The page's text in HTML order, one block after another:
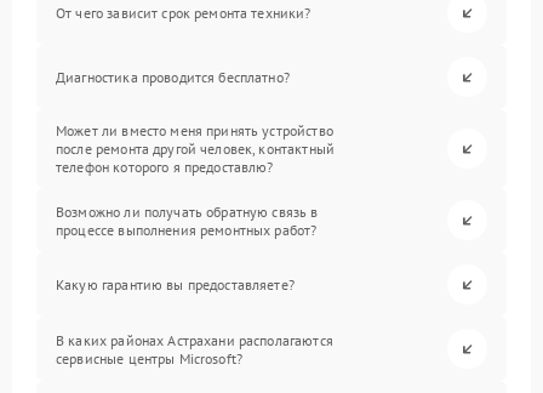
От чего зависит срок ремонта техники?
Диагностика проводится бесплатно?
Может ли вместо меня принять устройство
после ремонта другой человек, контактный
телефон которого я предоставлю?
Возможно ли получать обратную связь в
процессе выполнения ремонтных работ?
Какую гарантию вы предоставляете?
В каких районах Астрахани располагаются
сервисные центры Microsoft?